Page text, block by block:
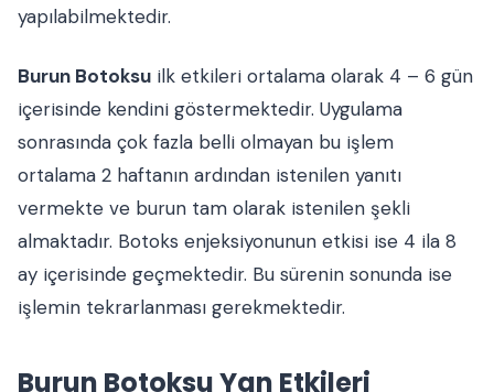
yapılabilmektedir.
Burun Botoksu ilk etkileri ortalama olarak 4 – 6 gün
içerisinde kendini göstermektedir. Uygulama
sonrasında çok fazla belli olmayan bu işlem
ortalama 2 haftanın ardından istenilen yanıtı
vermekte ve burun tam olarak istenilen şekli
almaktadır. Botoks enjeksiyonunun etkisi ise 4 ila 8
ay içerisinde geçmektedir. Bu sürenin sonunda ise
işlemin tekrarlanması gerekmektedir.
Burun Botoksu Yan Etkileri